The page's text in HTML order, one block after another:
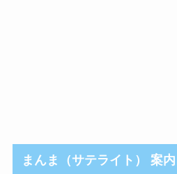
まんま（サテライト） 案内